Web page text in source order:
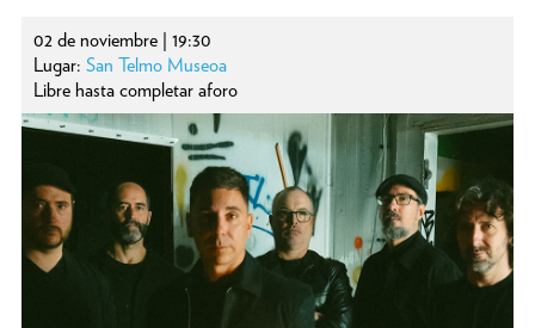
02 de noviembre | 19:30
Lugar: San Telmo Museoa
Libre hasta completar aforo